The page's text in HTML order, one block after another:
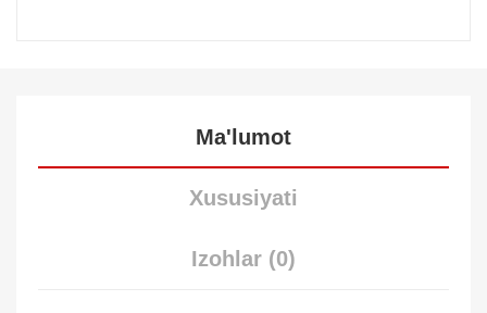
Ma'lumot
Xususiyati
Izohlar (0)